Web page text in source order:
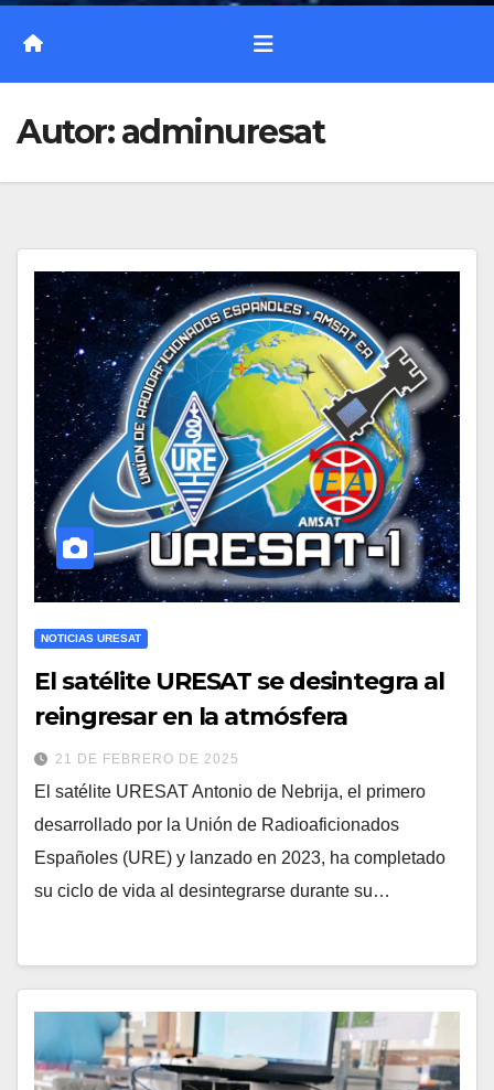
Autor:adminuresat
NOTICIAS URESAT
El satélite URESAT se desintegra al
reingresar en la atmósfera
21 DE FEBRERO DE 2025
El satélite URESAT Antonio de Nebrija, el primero
desarrollado por la Unión de Radioaficionados
Españoles (URE) y lanzado en 2023, ha completado
su ciclo de vida al desintegrarse durante su…